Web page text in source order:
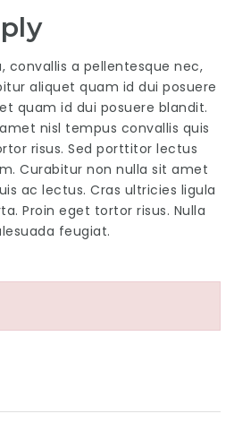
convallis a pellentesque nec,
aliquet quam id dui posuere
quam id dui posuere blandit.
nisl tempus convallis quis
risus. Sed porttitor lectus
Curabitur non nulla sit amet
ac lectus. Cras ultricies ligula
Proin eget tortor risus. Nulla
feugiat.